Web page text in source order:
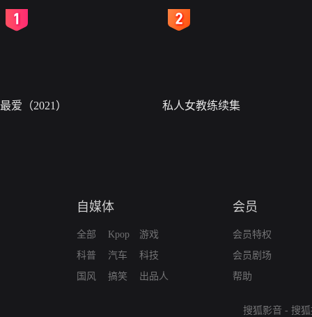
最爱（2021） 私人女教练续集
自媒体
全部
科普
国风
Kpop
汽车
搞笑
游戏
科技
出品人
会员
会员特权
会员剧场
帮助
搜狐影音 - 搜